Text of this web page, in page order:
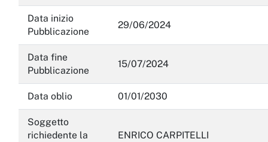
Data inizio
Pubblicazione
29/06/2024
Data fine
Pubblicazione
15/07/2024
Data oblio 01/01/2030
Soggetto
richiedente la
ENRICO CARPITELLI